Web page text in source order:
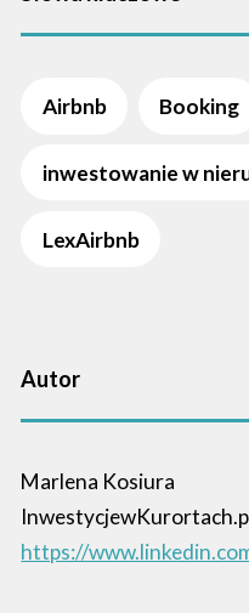
Airbnb Booking
inwestowanie w
LexAirbnb
Autor
Marlena Kosiura
https://